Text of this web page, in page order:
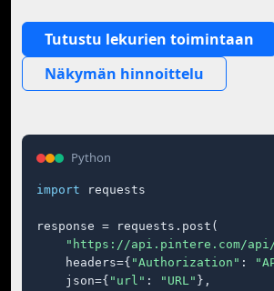
Tutustu lekurien toimintaan
Näkymän hinnoittelu
Python
import requests
response = requests.post(
"https://api.pintere.com/api/
    headers={
"Authorization" :
    json={
"url" : "URL" },